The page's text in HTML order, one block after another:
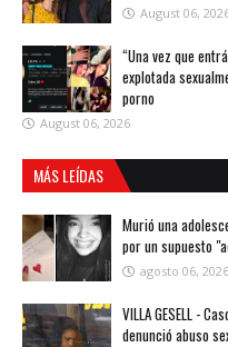
August 06,
“Una vez que
explotada
porno
August 06, 2026
MÁS LEÍDAS
Murió una
por un supuesto
agosto 06, 2026
VILLA GESELL -
denunció abuso